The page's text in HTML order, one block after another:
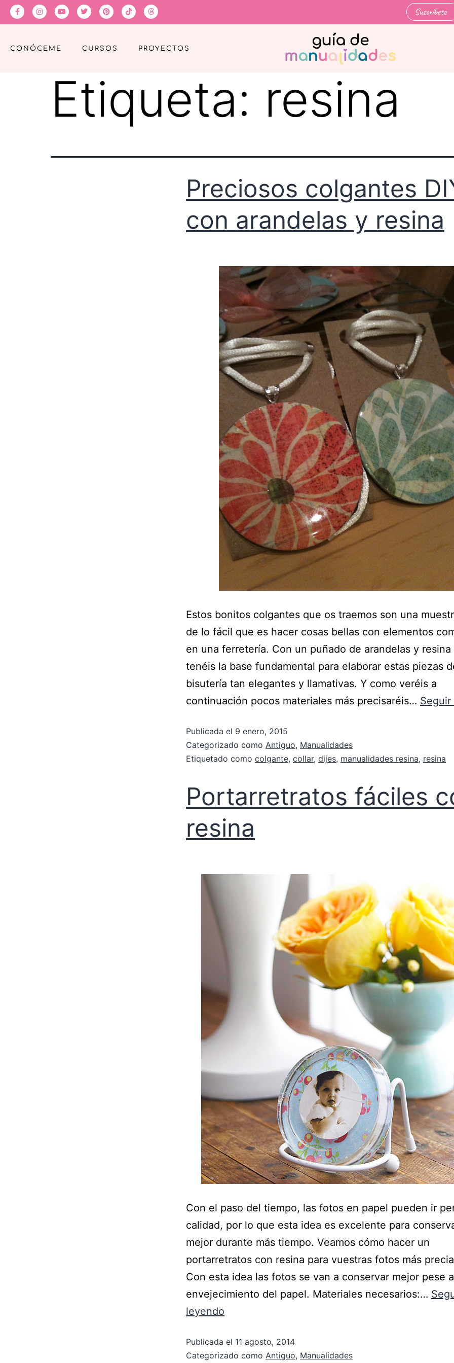
Suscríbete
CONÓCEME CURSOS PROYECTOS
Etiqueta: resina
Preciosos colgantes
con arandelas y resina
Estos bonitos colgantes que os traemos son una
de lo fácil que es hacer cosas bellas con elementos
en una ferretería. Con un puñado de arandelas y
tenéis la base fundamental para elaborar estas piezas
bisutería tan elegantes y llamativas. Y como veréis a
continuación pocos materiales más precisaréis…
Publicada el 9 enero, 2015
Categorizado como Antiguo, Manualidades
Etiquetado como colgante, collar, dijes, manualidades resina, resina
Portarretratos fáciles
resina
Con el paso del tiempo, las fotos en papel pueden ir
calidad, por lo que esta idea es excelente para
mejor durante más tiempo. Veamos cómo hacer un
portarretratos con resina para vuestras fotos más
Con esta idea las fotos se van a conservar mejor pese
envejecimiento del papel. Materiales necesarios:…
leyendo
Publicada el 11 agosto, 2014
Categorizado como Antiguo, Manualidades